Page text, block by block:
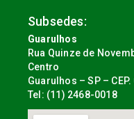
Subsedes:
Guarulhos
Rua Quinze de
Centro
Guarulhos – SP –
Tel: (11) 2468-0018